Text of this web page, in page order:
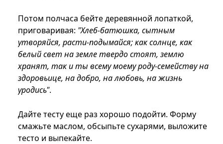
Потом полчаса бейте деревянной лопаткой,
приговаривая: "Хлеб-батюшка, сытным
утворяйся, расти-подымайся; как солнце, как
белый свет на земле твердо стоят, землю
хранят, так и ты всему моему роду-семейству на
здоровьице, на добро, на любовь, на жизнь
уродись".
Дайте тесту еще раз хорошо подойти. Форму
смажьте маслом, обсыпьте сухарями, выложите
тесто и выпекайте.